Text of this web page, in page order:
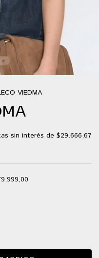
VIEDMA
sin interés de $29.666,67